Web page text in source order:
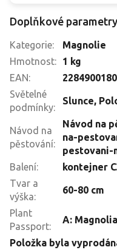
Doplňkové parametry
Kategorie:
Magnolie
Hmotnost:
1 kg
EAN:
Světelné
podmínky:
Slunce,
Návod na
pěstování:
Návod na
na-
pestovani-
Balení:
kontejner
Tvar a
výška:
60-80 cm
Plant
Passport:
A:
Položka byla